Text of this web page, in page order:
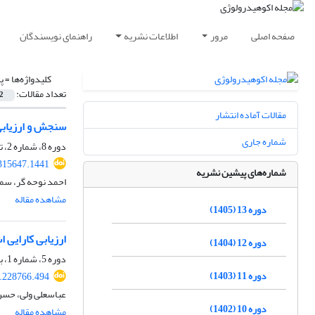
صفحه اصلی مرور اطلاعات نشریه راهنمای نویسندگان
کلیدواژه‌ها =
تعداد مقالات: 2
سنجش و
دوره 8، شماره 2، تابستان 1400، صفحه
احمد نوحه گر،
مشاهده مقاله
ارزیابی
دوره 5، شماره 1، بهار 1397، صفحه
عباسعلی ولی،
مقالات آماده انتشار
شماره جاری
شماره‌های پیشین نشریه
دوره 13 (1405)
دوره 12 (1404)
دوره 11 (1403)
دوره 10 (1402)